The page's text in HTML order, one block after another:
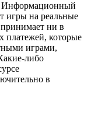
Информационный
игры на реальные
ни в
платежей, которые
играми,
либо
в